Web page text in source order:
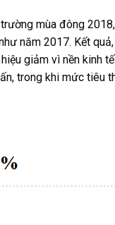
mùa đông
năm 2017. Kết
giảm vì nền kinh
trong khi mức tiêu